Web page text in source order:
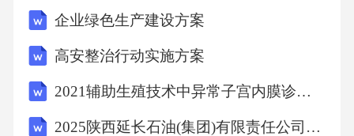
（三）项目市场需求分析
垃圾处理行业现在很火，特别是资源化利用这
块，市场前景广阔。我们看了一下，全国生活
垃圾产生量每年增长大概8%，现在处理率才不
企业绿色生产建设方案
高安整治行动实施方案
2021辅助生殖技术中异常子宫内膜诊疗的中国专家共识(全文)
2025陕西延长石油(集团)有限责任公司科技人才招聘116人笔试备考试题及答案解析